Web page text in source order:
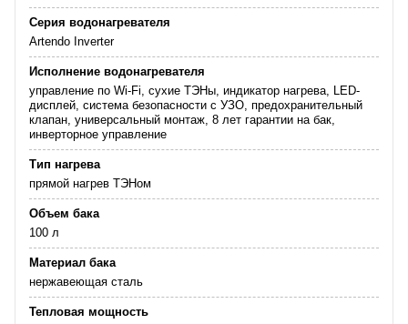
Серия водонагревателя
Artendo Inverter
Исполнение водонагревателя
управление по Wi-Fi, сухие ТЭНы, индикатор нагрева, LED-
дисплей, система безопасности c УЗО, предохранительный
клапан, универсальный монтаж, 8 лет гарантии на бак,
инверторное управление
Тип нагрева
прямой нагрев ТЭНом
Объем бака
100 л
Материал бака
нержавеющая сталь
Тепловая мощность